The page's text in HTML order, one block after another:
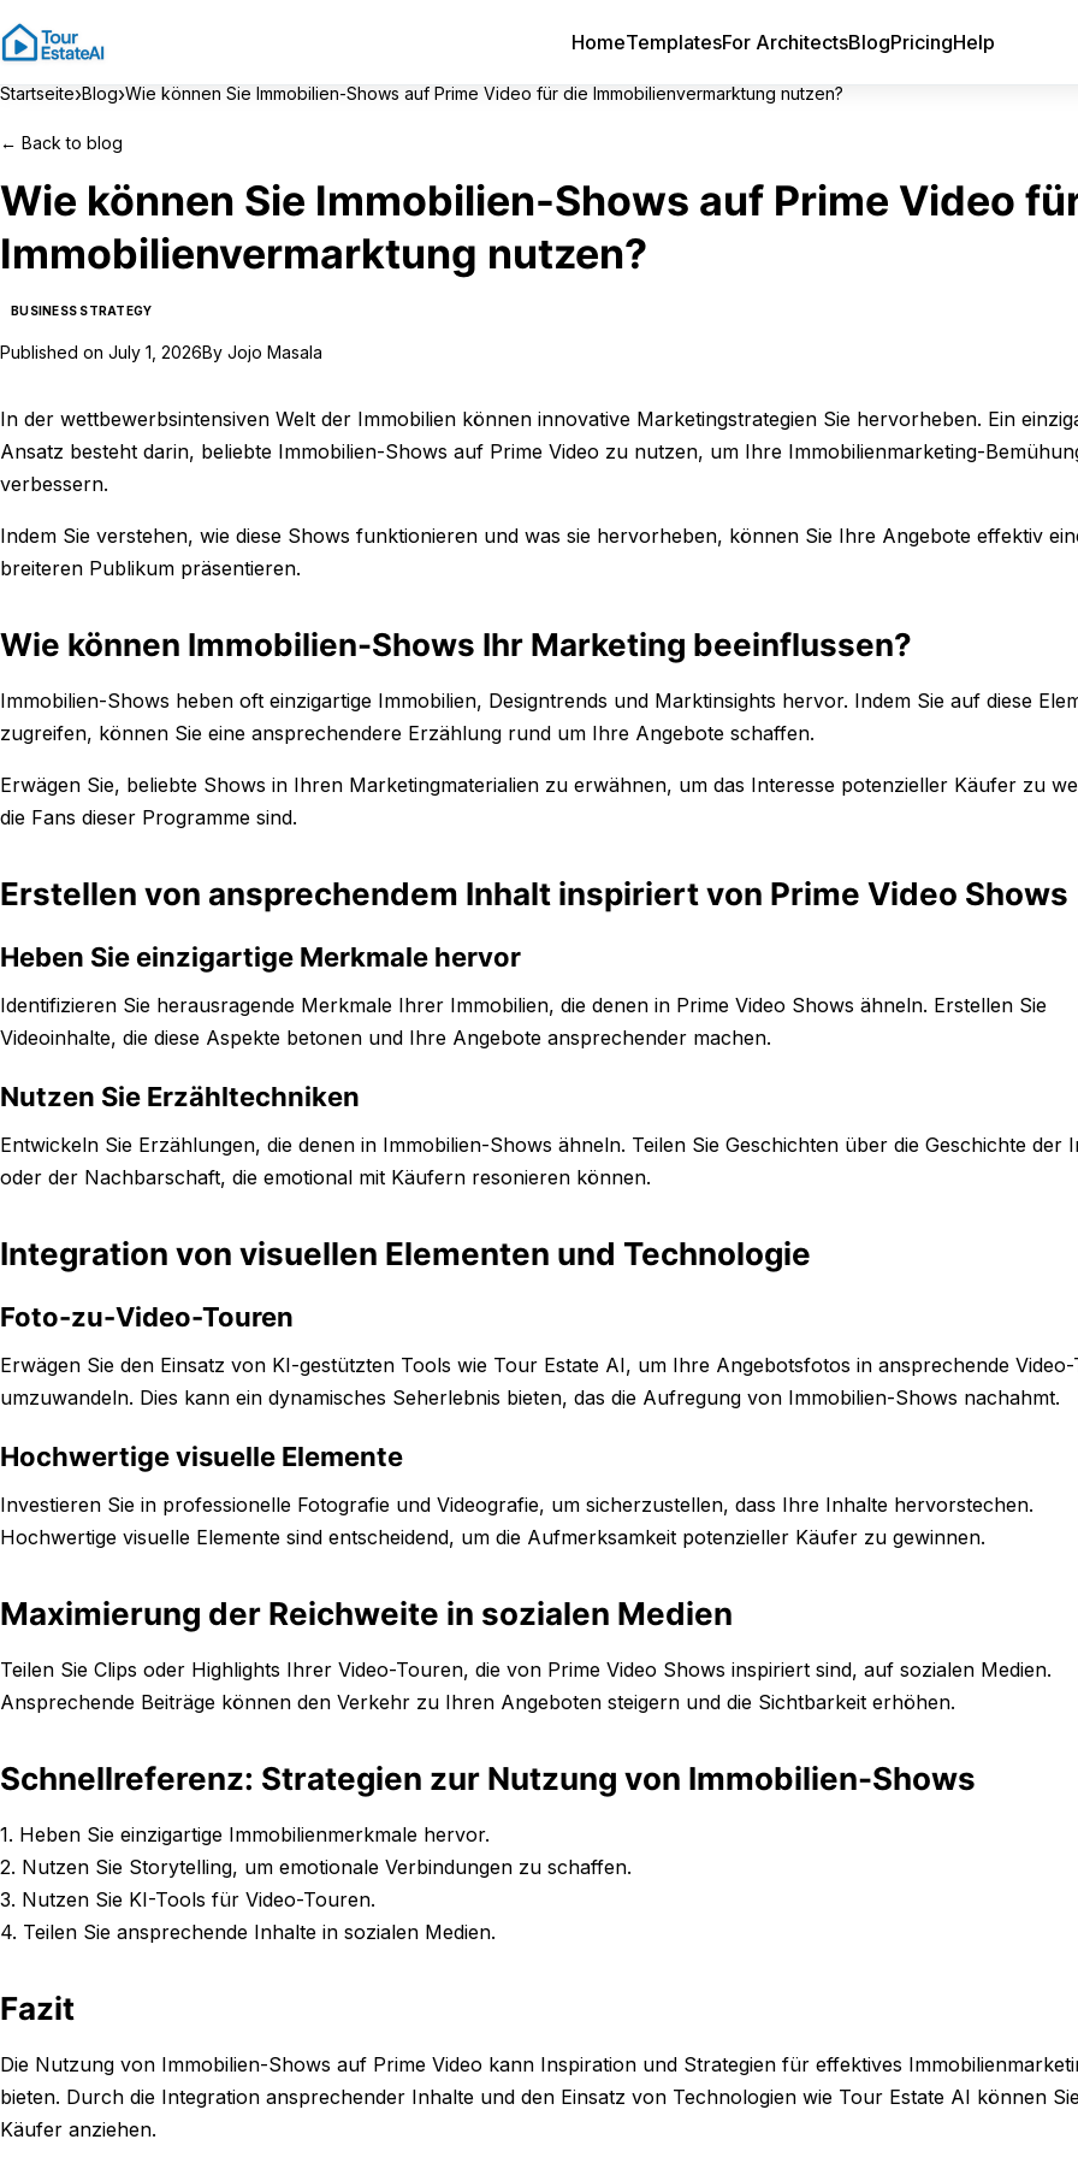
HomeTemplatesFor ArchitectsBlogPricingHelp
Startseite›Blog›Wie können Sie Immobilien-Shows auf Prime Video für die Immobilienvermarktung nutzen?
← Back to blog
Wie können Sie Immobilien-Shows auf Prime Video
Immobilienvermarktung nutzen?
BUSINESS STRATEGY
Published on July 1, 2026By Jojo Masala
In der wettbewerbsintensiven Welt der Immobilien können innovative Marketingstrategien Sie hervorheben. Ein
Ansatz besteht darin, beliebte Immobilien-Shows auf Prime Video zu nutzen, um Ihre Immobilienmarketing-
verbessern.
Indem Sie verstehen, wie diese Shows funktionieren und was sie hervorheben, können Sie Ihre Angebote effektiv
breiteren Publikum präsentieren.
Wie können Immobilien-Shows Ihr Marketing beeinflussen?
Immobilien-Shows heben oft einzigartige Immobilien, Designtrends und Marktinsights hervor. Indem Sie auf diese
zugreifen, können Sie eine ansprechendere Erzählung rund um Ihre Angebote schaffen.
Erwägen Sie, beliebte Shows in Ihren Marketingmaterialien zu erwähnen, um das Interesse potenzieller Käufer zu
die Fans dieser Programme sind.
Erstellen von ansprechendem Inhalt inspiriert von Prime Video Shows
Heben Sie einzigartige Merkmale hervor
Identifizieren Sie herausragende Merkmale Ihrer Immobilien, die denen in Prime Video Shows ähneln. Erstellen Sie
Videoinhalte, die diese Aspekte betonen und Ihre Angebote ansprechender machen.
Nutzen Sie Erzähltechniken
Entwickeln Sie Erzählungen, die denen in Immobilien-Shows ähneln. Teilen Sie Geschichten über die Geschichte der
oder der Nachbarschaft, die emotional mit Käufern resonieren können.
Integration von visuellen Elementen und Technologie
Foto-zu-Video-Touren
Erwägen Sie den Einsatz von KI-gestützten Tools wie Tour Estate AI, um Ihre Angebotsfotos in ansprechende
umzuwandeln. Dies kann ein dynamisches Seherlebnis bieten, das die Aufregung von Immobilien-Shows nachahmt.
Hochwertige visuelle Elemente
Investieren Sie in professionelle Fotografie und Videografie, um sicherzustellen, dass Ihre Inhalte hervorstechen.
Hochwertige visuelle Elemente sind entscheidend, um die Aufmerksamkeit potenzieller Käufer zu gewinnen.
Maximierung der Reichweite in sozialen Medien
Teilen Sie Clips oder Highlights Ihrer Video-Touren, die von Prime Video Shows inspiriert sind, auf sozialen Medien.
Ansprechende Beiträge können den Verkehr zu Ihren Angeboten steigern und die Sichtbarkeit erhöhen.
Schnellreferenz: Strategien zur Nutzung von Immobilien-Shows
1. Heben Sie einzigartige Immobilienmerkmale hervor.
2. Nutzen Sie Storytelling, um emotionale Verbindungen zu schaffen.
3. Nutzen Sie KI-Tools für Video-Touren.
4. Teilen Sie ansprechende Inhalte in sozialen Medien.
Fazit
Die Nutzung von Immobilien-Shows auf Prime Video kann Inspiration und Strategien für effektives
bieten. Durch die Integration ansprechender Inhalte und den Einsatz von Technologien wie Tour Estate AI können
Käufer anziehen.